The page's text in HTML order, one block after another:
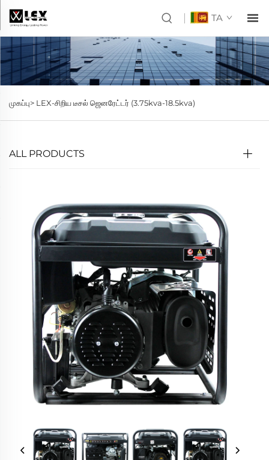
TA
முகப்பு> LEX-சிறிய டீசல் ஜெனரேட்டர் (3.75kva-18.5kva)
ALL PRODUCTS